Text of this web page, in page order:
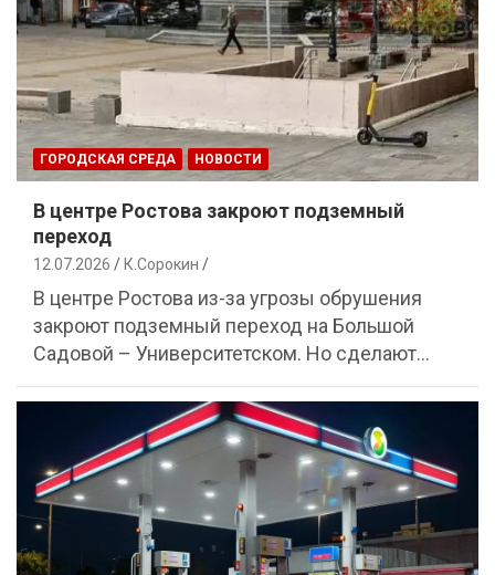
ГОРОДСКАЯ СРЕДА НОВОСТИ
В центре Ростова закроют подземный
переход
12.07.2026 К.Сорокин
В центре Ростова из-за угрозы обрушения
закроют подземный переход на Большой
Садовой – Университетском. Но сделают…